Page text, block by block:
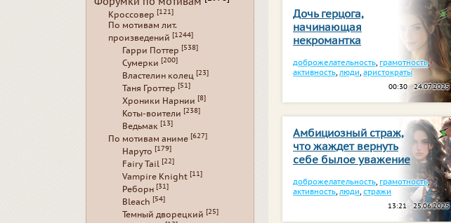
Дочь герцога,
начинающая
некромантка
доброжелательность, грамотность,
активность, люди, аристократы
00:30 24.07.2025
Амбициозный страж,
что жаждет вернуть
себе былое уважение
доброжелательность, грамотность,
активность, люди, стражи
13:21 25.06.2025
Кроссовер [121]
По мотивам лит.
произведений [1244]
Гарри Поттер [538]
Сумерки [200]
Властелин колец [23]
Таня Гроттер [51]
Хроники Нарнии [8]
Коты-воители [238]
Ведьмак [13]
По мотивам аниме [627]
Наруто [179]
Fairy Tail [22]
Vampire Knight [11]
Реборн [31]
Bleach [54]
Темный дворецкий [25]